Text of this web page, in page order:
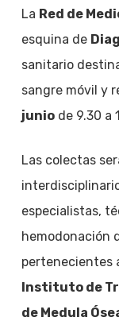
La Red de
esquina de
sanitario
sangre móvil y
juniode 9.30 a
Las colectas
especialistas,
hemodonación
pertenecientes
Instituto de
de Medula